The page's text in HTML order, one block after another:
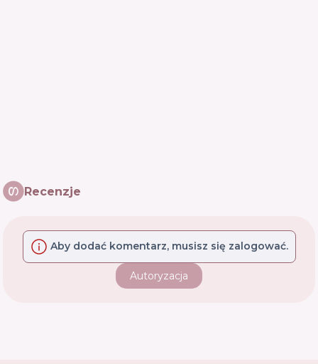
Recenzje
Aby dodać komentarz, musisz się zalogować.
Autoryzacja